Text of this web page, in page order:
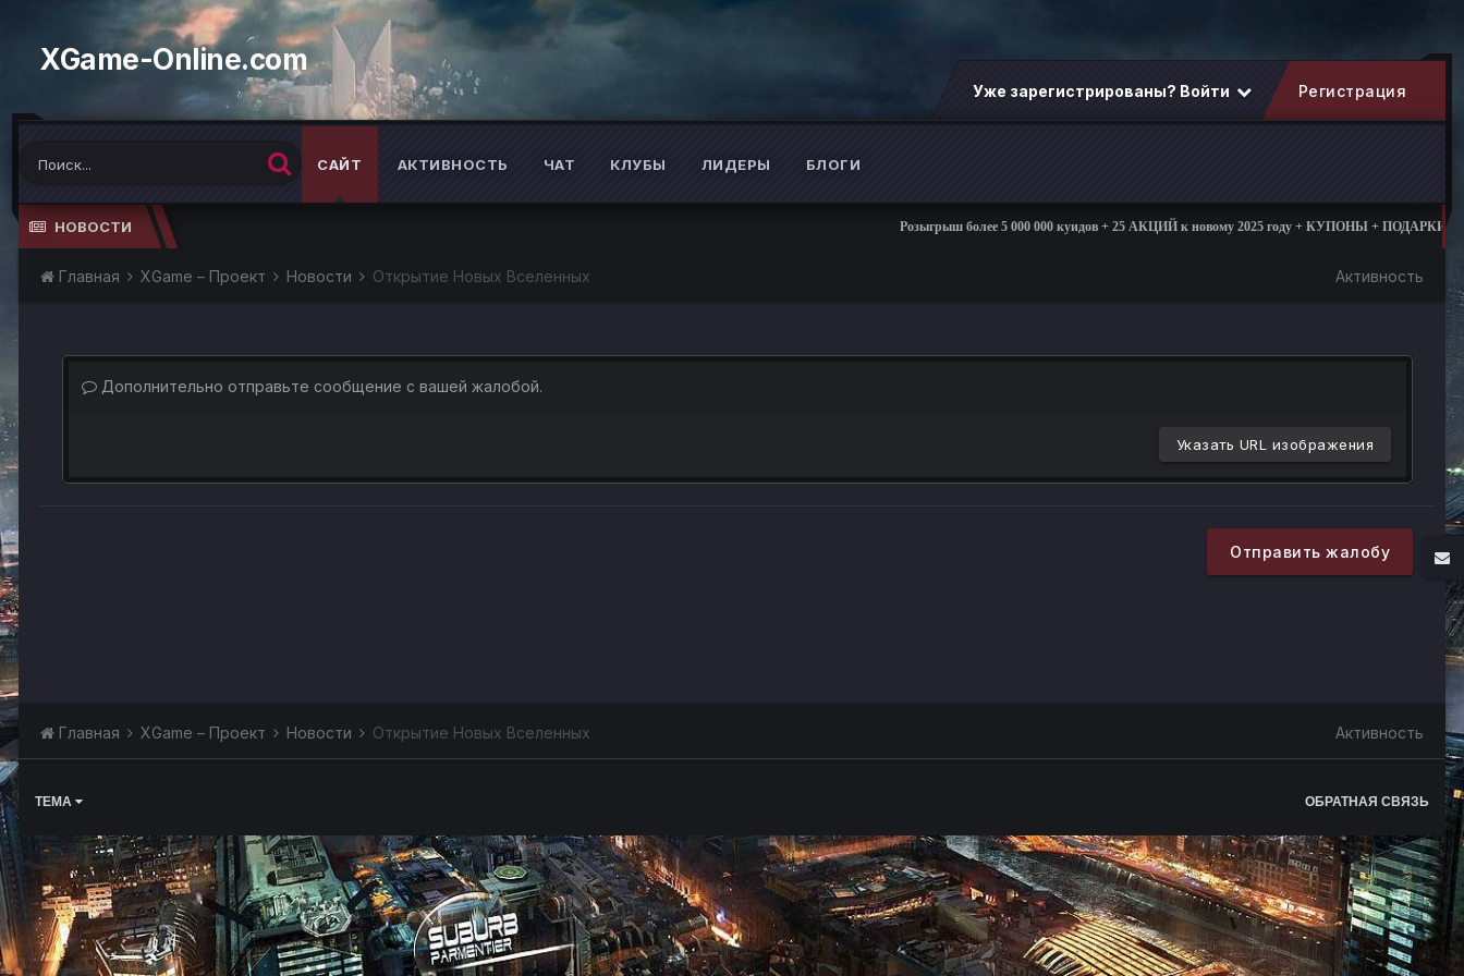
XGame-Online.com
Уже зарегистрированы? Войти Регистрация
САЙТ АКТИВНОСТЬ ЧАТ КЛУБЫ ЛИДЕРЫ БЛОГИ
НОВОСТИ Розыгрыш более 5 000 000 куидов + 25 АКЦИЙ к новому 2025 году + КУПОНЫ + ПОДАРКИ
Активность
Главная XGame – Проект Новости Открытие Новых Вселенных
Дополнительно отправьте сообщение с вашей жалобой.
Указать URL изображения
Отправить жалобу
Активность
Главная XGame – Проект Новости Открытие Новых Вселенных
ТЕМА ОБРАТНАЯ СВЯЗЬ